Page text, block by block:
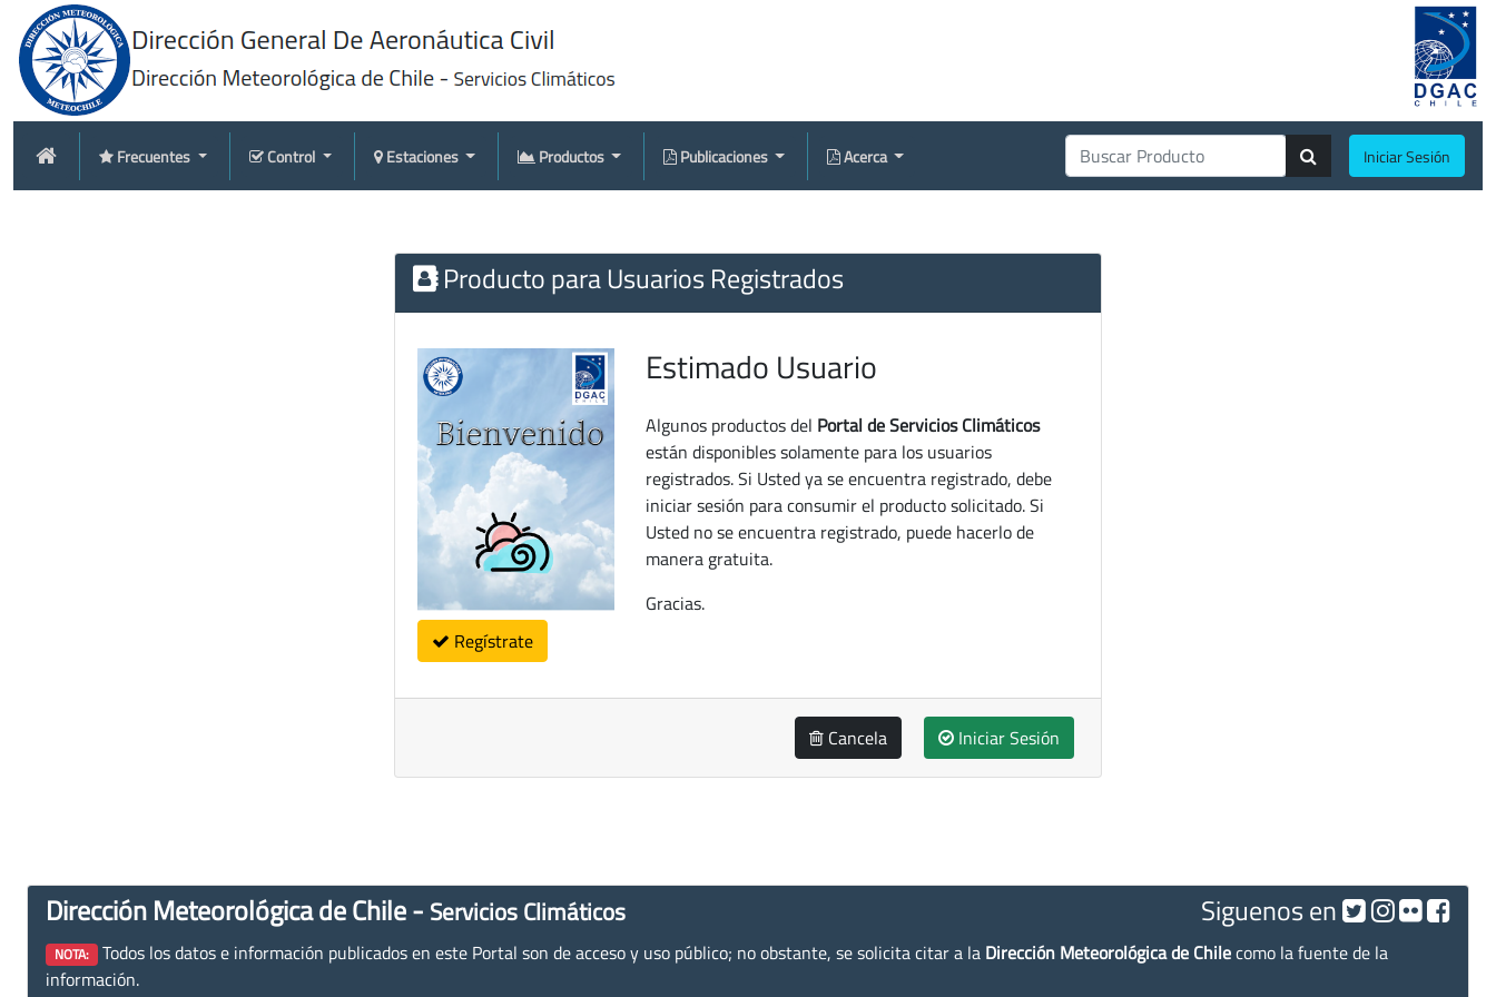
Frecuentes Control Estaciones Productos Publicaciones Acerca Iniciar Sesión
Producto para Usuarios Registrados
Regístrate
Estimado Usuario
Algunos productos del Portal de Servicios Climáticos
están disponibles solamente para los usuarios
registrados. Si Usted ya se encuentra registrado, debe
iniciar sesión para consumir el producto solicitado. Si
Usted no se encuentra registrado, puede hacerlo de
manera gratuita.
Gracias.
Cancela Iniciar Sesión
Dirección Meteorológica de Chile - Servicios Climáticos Siguenos en
NOTA: Todos los datos e información publicados en este Portal son de acceso y uso público; no obstante, se solicita citar a la Dirección Meteorológica de Chilecomo la fuente de la
información.